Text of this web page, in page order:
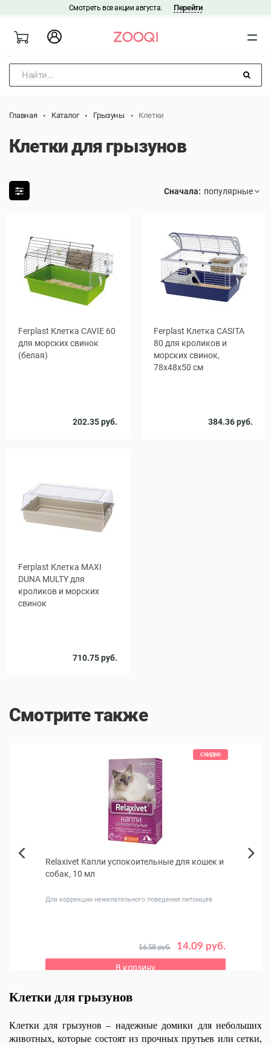
Смотреть все акции августа. Перейти
Найти...
Главная Каталог Грызуны Клетки
Клетки для грызунов
Сначала:
Ferplast Клетка CAVIE 60
для морских свинок
(белая)
202.35 руб.
Ferplast Клетка CASITA
80 для кроликов и
морских свинок,
78х48х50 см
384.36 руб.
Ferplast Клетка MAXI
DUNA MULTY для
кроликов и морских
свинок
710.75 руб.
Смотрите также
СКИДКА
Relaxivet Капли успокоительные для кошек и
собак, 10 мл
Для коррекции нежелательного поведения питомцев
14.09 руб.
16.58 руб.
В корзину
Клетки для грызунов
Клетки для грызунов – надежные домики для небольших
животных, которые состоят из прочных прутьев или сетки,